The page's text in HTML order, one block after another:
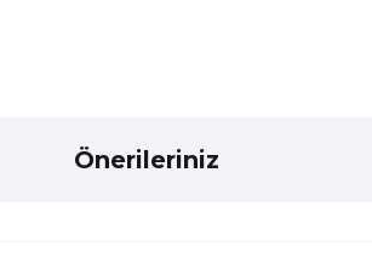
Önerileriniz